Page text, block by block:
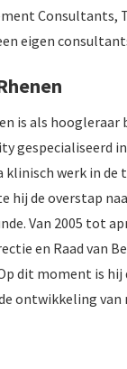
Consultants,
eigen
is als hoogleraar
gespecialiseerd
werk in de
hij de overstap
Van 2005 tot
en Raad van
dit moment is
ontwikkeling van